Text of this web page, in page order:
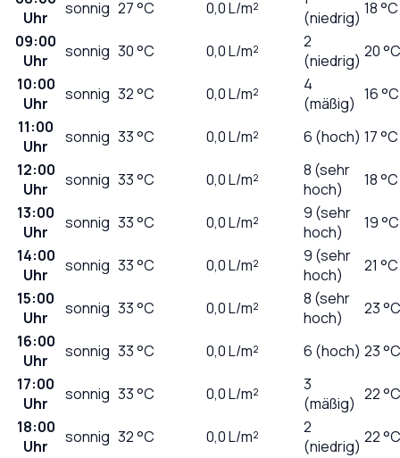
Uhr
sonnig 27°C 0,0L/m²
(niedrig) 18 °C
09:00
Uhr
sonnig 30°C 0,0L/m²
2
(niedrig) 20 °C
10:00
Uhr
sonnig 32°C 0,0L/m²
4
(mäßig) 16 °C
11:00
Uhr
sonnig 33°C 0,0L/m² 6 (hoch) 17 °C
12:00
Uhr
sonnig 33°C 0,0L/m²
8 (sehr
hoch)
18 °C
13:00
Uhr
sonnig 33°C 0,0L/m²
9 (sehr
hoch)
19 °C
14:00
Uhr
sonnig 33°C 0,0L/m²
9 (sehr
hoch)
21 °C
15:00
Uhr
sonnig 33°C 0,0L/m²
8 (sehr
hoch)
23 °C
16:00
Uhr
sonnig 33°C 0,0L/m² 6 (hoch) 23 °C
17:00
Uhr
sonnig 33°C 0,0L/m²
3
(mäßig) 22 °C
18:00
Uhr
sonnig 32°C 0,0L/m²
2
(niedrig) 22 °C